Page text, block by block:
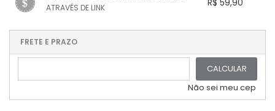
...
ATRAVÉS DE LINK
...
....
FRETE E PRAZO
CALCULAR
Não sei meu cep